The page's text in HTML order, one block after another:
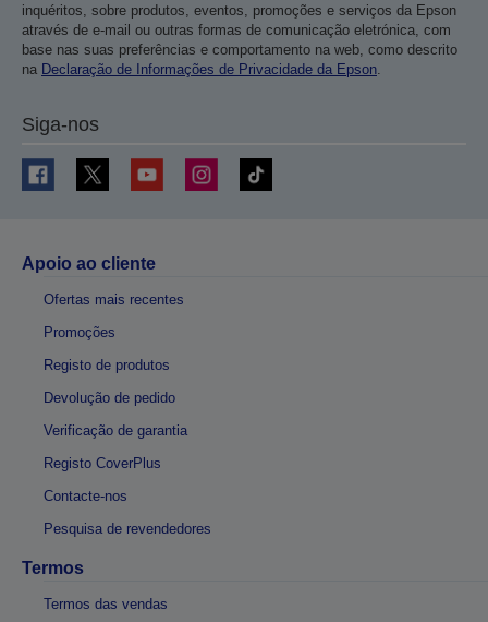
inquéritos, sobre produtos, eventos, promoções e serviços da Epson
através de e-mail ou outras formas de comunicação eletrónica, com
base nas suas preferências e comportamento na web, como descrito
na Declaração de Informações de Privacidade da Epson
Siga-nos
Apoio ao cliente
Ofertas mais recentes
Promoções
Registo de produtos
Devolução de pedido
Verificação de garantia
Registo CoverPlus
Contacte-nos
Pesquisa de revendedores
Termos
Termos das vendas